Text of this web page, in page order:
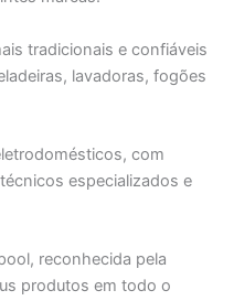
tradicionais e confiáveis
lavadoras, fogões
com
especializados e
reconhecida pela
produtos em todo o